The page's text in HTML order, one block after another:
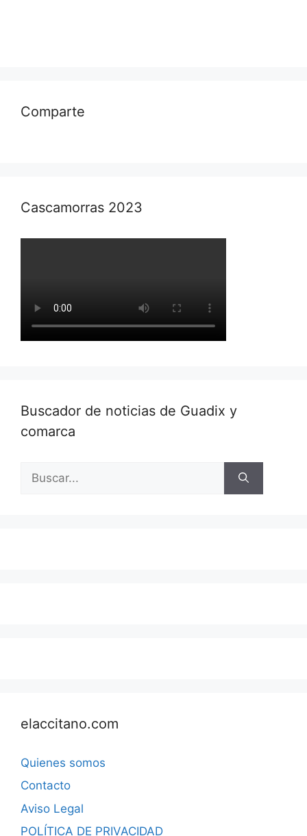
Comparte
Cascamorras 2023
Buscador de noticias de Guadix y
comarca
elaccitano.com
Quienes somos
Contacto
Aviso Legal
POLÍTICA DE PRIVACIDAD